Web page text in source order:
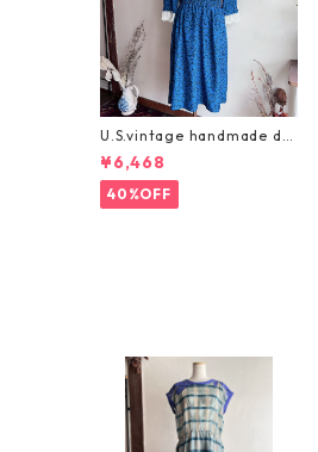
U.S.vintage handmade dr
ess/渋めブルーにお袖レー
スのハンドメイドワンピー
ス
¥6,468
40%OFF